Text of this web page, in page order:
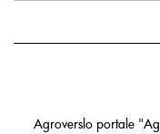
Agroverslo portale